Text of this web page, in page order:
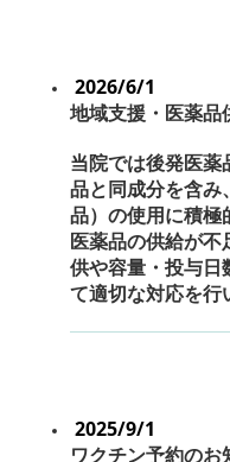
2026/6/1
地域支援・医薬品
当院では後発医
品と同成分を含み
品）の使用に積極
医薬品の供給が
供や容量・投与日
て適切な対応を行
2025/9/1
ワクチン予約のお